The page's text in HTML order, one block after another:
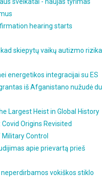
hearing starts
skiepytų vaikų autizmo rizika
energetikos integracijai su ES
iš Afganistano nužudė du
Largest Heist in Global History
Origins Revisited
Control
apie prievartą prieš
vokiškos stiklo